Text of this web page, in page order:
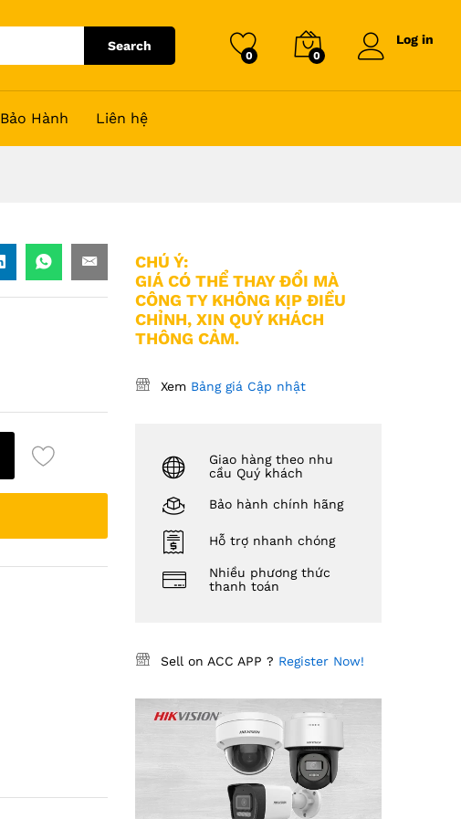
Search
0 0
Log in
Bảo Hành Liên hệ
CHÚ Ý:
GIÁ CÓ THỂ THAY ĐỔI MÀ
CÔNG TY KHÔNG KỊP ĐIỀU
CHỈNH, XIN QUÝ KHÁCH
THÔNG CẢM.
Xem Bảng giá Cập nhật
Giao hàng theo nhu
cầu Quý khách
Bảo hành chính hãng
Hỗ trợ nhanh chóng
Nhiều phương thức
thanh toán
Sell on ACC APP ? Register Now!